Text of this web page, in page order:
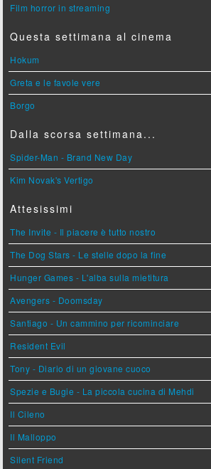
Film horror in streaming
Questa settimana al cinema
Hokum
Greta e le favole vere
Borgo
Dalla scorsa settimana...
Spider-Man - Brand New Day
Kim Novak's Vertigo
Attesissimi
The Invite - Il piacere è tutto nostro
The Dog Stars - Le stelle dopo la fine
Hunger Games - L'alba sulla mietitura
Avengers - Doomsday
Santiago - Un cammino per ricominciare
Resident Evil
Tony - Diario di un giovane cuoco
Spezie e Bugie - La piccola cucina di Mehdi
Il Cileno
Il Malloppo
Silent Friend